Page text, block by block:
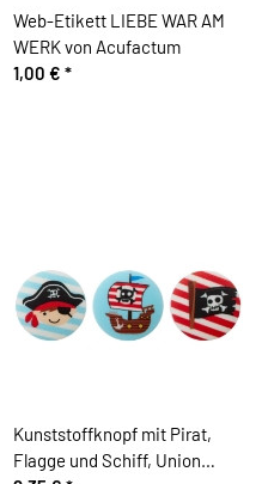
Web-Etikett LIEBE WAR AM
WERK von Acufactum
1,00 € *
Kunststoffknopf mit Pirat,
Flagge und Schiff, Union